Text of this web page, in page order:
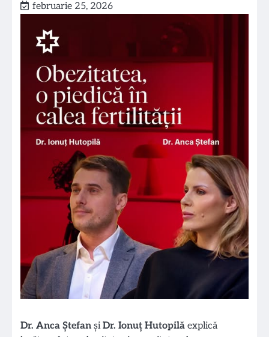
februarie 25, 2026
Dr. Anca Ștefan șiDr. Ionuț Hutopilă explică